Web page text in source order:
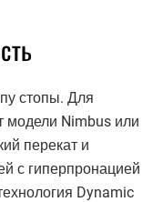
стопы. Для
модели Nimbus или
перекат и
с гиперпронацией
Dynamic